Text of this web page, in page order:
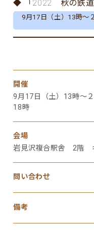
◆ 「2022 秋の鉄道
9月17日（土）13時
開催
9月17日（土）13時
18時
会場
岩見沢複合駅舎 2階
問い合わせ
備考